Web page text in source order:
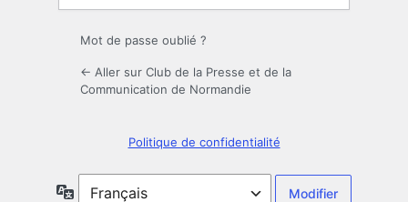
Mot de passe oublié ?
← Aller sur Club de la Presse et de la
Communication de Normandie
Politique de confidentialité
Langue